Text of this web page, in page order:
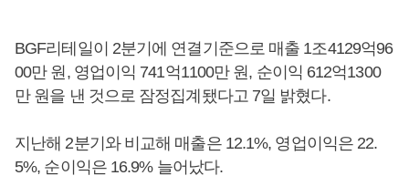
BGF리테일이 2분기에 연결기준으로 매출 1조4129억96
00만 원, 영업이익 741억1100만 원, 순이익 612억1300
만 원을 낸 것으로 잠정집계됐다고 7일 밝혔다.
지난해 2분기와 비교해 매출은 12.1%, 영업이익은 22.
5%, 순이익은 16.9% 늘어났다.